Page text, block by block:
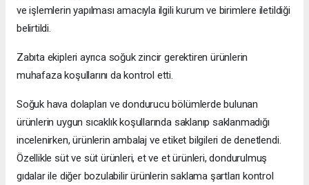
ve işlemlerin yapılması amacıyla ilgili kurum ve birimlere iletildiği
belirtildi.
Zabıta ekipleri ayrıca soğuk zincir gerektiren ürünlerin
muhafaza koşullarını da kontrol etti.
Soğuk hava dolapları ve dondurucu bölümlerde bulunan
ürünlerin uygun sıcaklık koşullarında saklanıp saklanmadığı
incelenirken, ürünlerin ambalaj ve etiket bilgileri de denetlendi.
Özellikle süt ve süt ürünleri, et ve et ürünleri, dondurulmuş
gıdalar ile diğer bozulabilir ürünlerin saklama şartları kontrol